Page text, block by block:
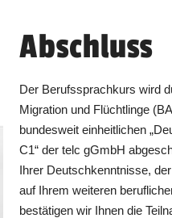
Abschluss
Der Berufssprachkurs wird
Migration und Flüchtlinge
bundesweit einheitlichen
C1“ der telc gGmbH
Ihrer Deutschkenntnisse,
auf Ihrem weiteren
bestätigen wir Ihnen die